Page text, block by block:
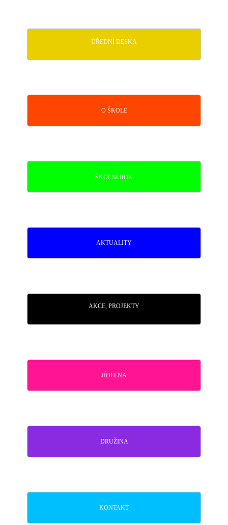
ÚŘEDNÍ DESKA
O ŠKOLE
ŠKOLNÍ ROK
AKTUALITY
AKCE, PROJEKTY
JÍDELNA
DRUŽINA
KONTAKT